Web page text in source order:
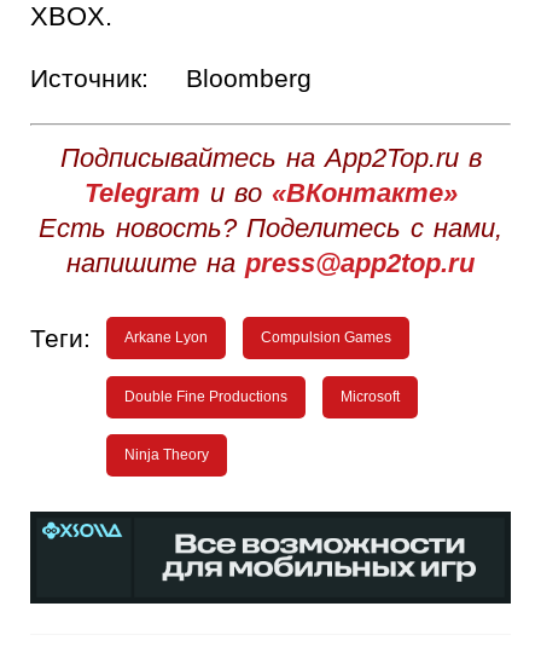
XBOX.
Источник: Bloomberg
Подписывайтесь на App2Top.ru в
Telegram и во «ВКонтакте»
Есть новость? Поделитесь с нами,
напишите на press@app2top.ru
Теги: Arkane Lyon Compulsion Games
Double Fine Productions Microsoft
Ninja Theory